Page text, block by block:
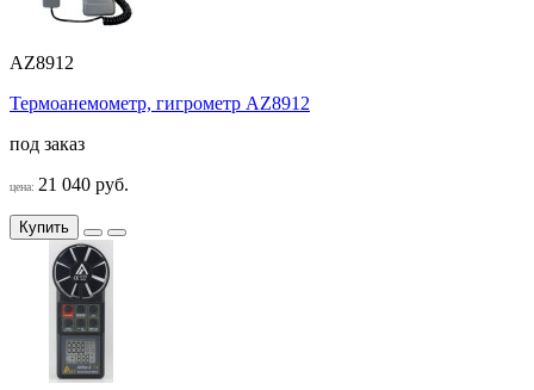
AZ8912
Термоанемометр, гигрометр AZ8912
под заказ
цена: 21 040 руб.
Купить